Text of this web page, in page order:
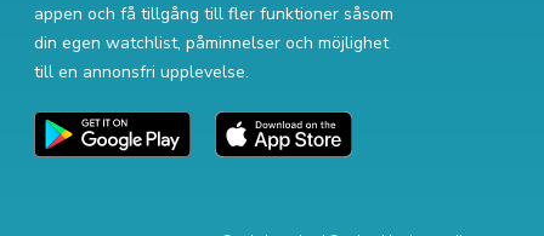
appen och få tillgång till fler funktioner såsom
din egen watchlist, påminnelser och möjlighet
till en annonsfri upplevelse.